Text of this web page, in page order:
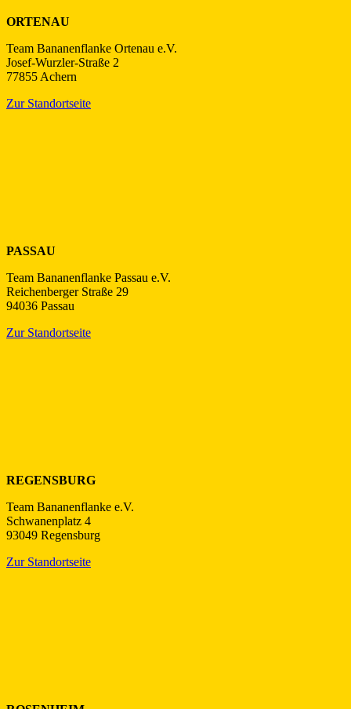
ORTENAU
Team Bananenflanke Ortenau e.V.
Josef-Wurzler-Straße 2
77855 Achern
Zur Standortseite
PASSAU
Team Bananenflanke Passau e.V.
Reichenberger Straße 29
94036 Passau
Zur Standortseite
REGENSBURG
Team Bananenflanke e.V.
Schwanenplatz 4
93049 Regensburg
Zur Standortseite